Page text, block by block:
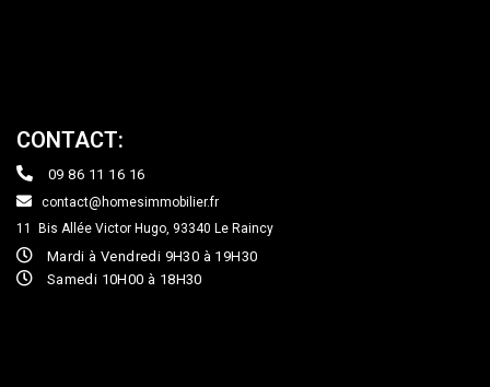
CONTACT:
09 86 11 16 16
contact@homesimmobilier.fr
11 Bis Allée Victor Hugo, 93340 Le Raincy
Mardi à Vendredi 9H30 à 19H30
Samedi 10H00 à 18H30